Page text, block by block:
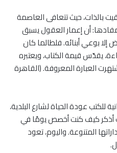
بالذات، حيث تتعافى العاصمة
أن إعمار العقول يسبق
إلا بوعي أبنائه. فلطالما كان
يقدّس قيمة الكتاب، ويعتبره
العبارة المعروفة. (القاهرة
للكتب عودة الحياة لشارع البلدية،
أذكر كيف كنت أخصص يومًا في
المتنوعة. واليوم، تعود